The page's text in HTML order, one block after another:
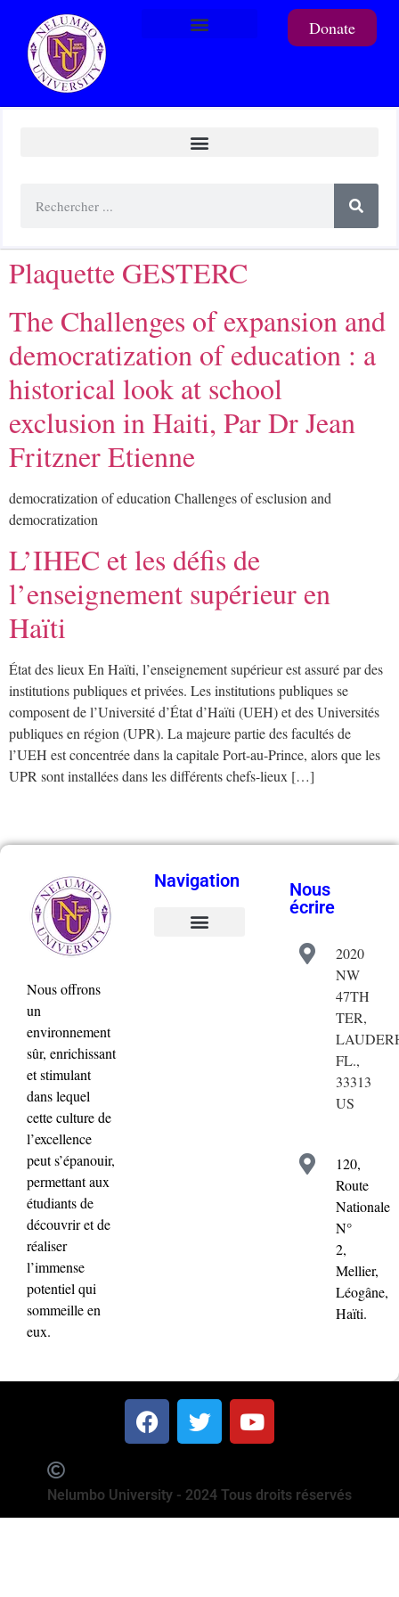
Donate
Plaquette GESTERC
The Challenges of expansion and
democratization of education : a
historical look at school
exclusion in Haiti, Par Dr Jean
Fritzner Etienne
democratization of education Challenges of esclusion and
democratization
L’IHEC et les défis de
l’enseignement supérieur en
Haïti
État des lieux En Haïti, l’enseignement supérieur est assuré par des
institutions publiques et privées. Les institutions publiques se
composent de l’Université d’État d’Haïti (UEH) et des Universités
publiques en région (UPR). La majeure partie des facultés de
l’UEH est concentrée dans la capitale Port-au-Prince, alors que les
UPR sont installées dans les différents chefs-lieux […]
Nous offrons
un
environnement
sûr, enrichissant
et stimulant
dans lequel
cette culture de
l’excellence
peut s’épanouir,
permettant aux
étudiants de
découvrir et de
réaliser
l’immense
potentiel qui
sommeille en
eux.
Navigation
Nous
écrire
2020
NW
47TH
TER,
FL.,
33313
US
120,
Route
Nationale
N°
2,
Mellier,
Léogâne,
Haïti.
Nelumbo University - 2024 Tous droits réservés